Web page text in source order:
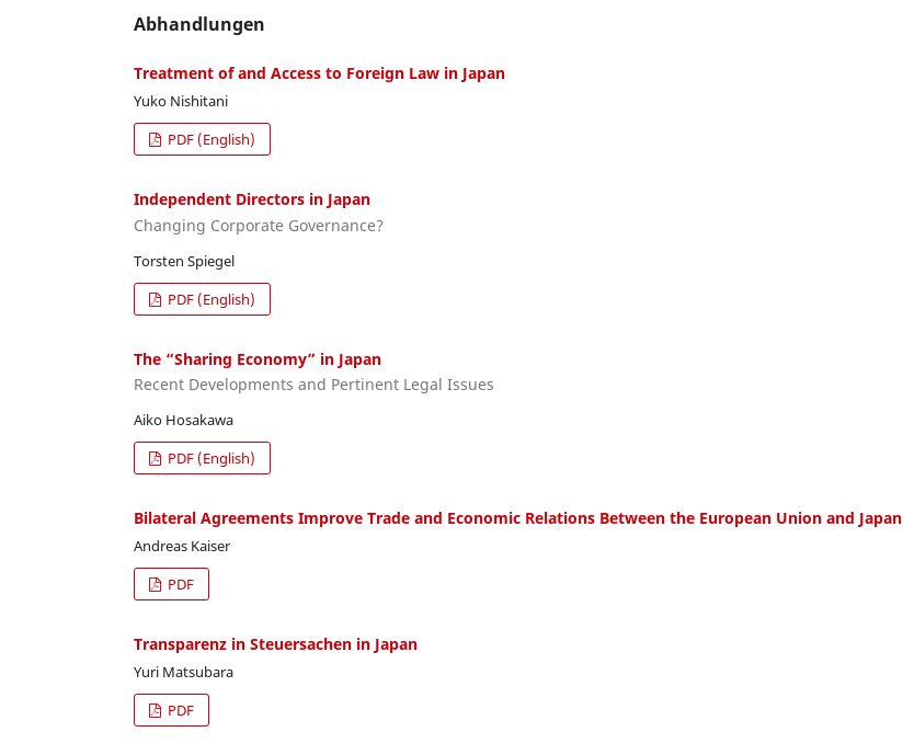
Abhandlungen
Treatment of and Access to Foreign Law in Japan
Yuko Nishitani
PDF (English)
Independent Directors in Japan
Changing Corporate Governance?
Torsten Spiegel
PDF (English)
The “Sharing Economy” in Japan
Recent Developments and Pertinent Legal Issues
Aiko Hosakawa
PDF (English)
Bilateral Agreements Improve Trade and Economic Relations Between the European Union and Japan
Andreas Kaiser
PDF
Transparenz in Steuersachen in Japan
Yuri Matsubara
PDF